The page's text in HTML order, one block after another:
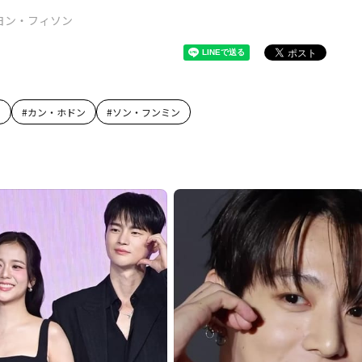
ン・フィソン
#カン・ホドン #ソン・フンミン